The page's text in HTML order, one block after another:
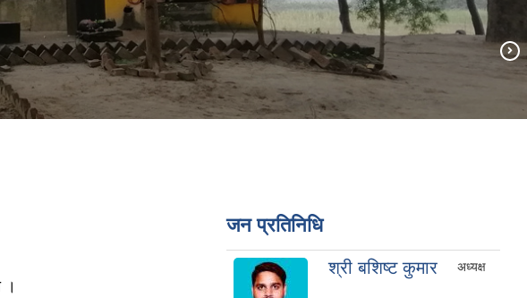
।
जन प्रतिनिधि
श्री बशिष्ट कुमार अध्यक्ष